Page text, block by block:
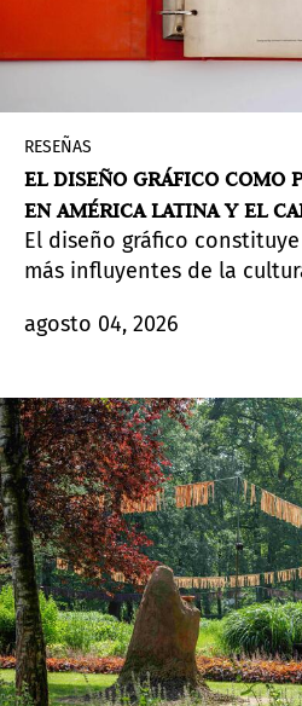
RESEÑAS
EL DISEÑO GRÁFICO COMO
EN AMÉRICA LATINA Y EL
HISTÓRICA DEL
El diseño gráfico
más influyentes de la
impacto estético, político y
es innegable. Sin embargo,
mercado y en las
arte contemporáneo
posición periférica.
agosto 04, 2026